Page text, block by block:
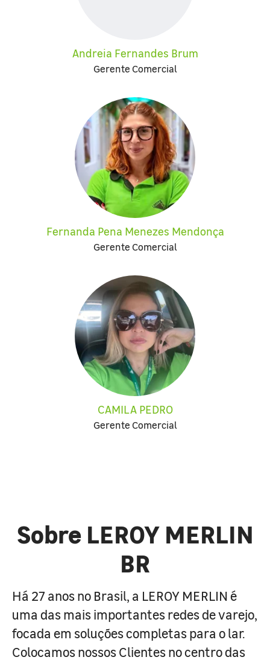
Andreia Fernandes Brum
Gerente Comercial
Fernanda Pena Menezes Mendonça
Gerente Comercial
CAMILA PEDRO
Gerente Comercial
Sobre LEROY MERLIN
BR
Há 27 anos no Brasil, a LEROY MERLIN é
uma das mais importantes redes de varejo,
focada em soluções completas para o lar.
Colocamos nossos Clientes no centro das